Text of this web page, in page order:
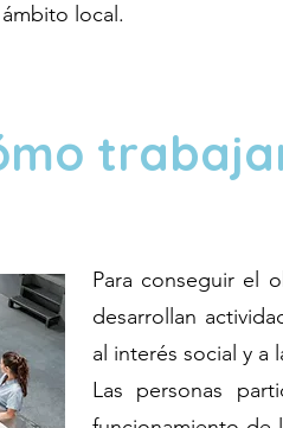
local.
Para conseguir el
desarrollan
al interés social y a
Las personas